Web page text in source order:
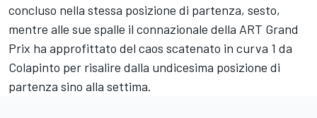
concluso nella stessa posizione di partenza, sesto,
mentre alle sue spalle il connazionale della ART Grand
Prix ha approfittato del caos scatenato in curva 1 da
Colapinto per risalire dalla undicesima posizione di
partenza sino alla settima.